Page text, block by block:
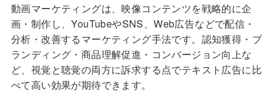
動画マーケティングは、映像コンテンツを戦略的に企
画・制作し、YouTubeやSNS、Web広告などで配信・
分析・改善するマーケティング手法です。認知獲得・ブ
ランディング・商品理解促進・コンバージョン向上な
ど、視覚と聴覚の両方に訴求する点でテキスト広告に比
べて高い効果が期待できます。